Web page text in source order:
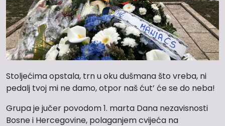
Stoljećima opstala, trn u oku dušmana što vreba, ni
pedalj tvoj mi ne damo, otpor naš ćut’ će se do neba!
Grupa je jučer povodom 1. marta Dana nezavisnosti
Bosne i Hercegovine, polaganjem cvijeća na